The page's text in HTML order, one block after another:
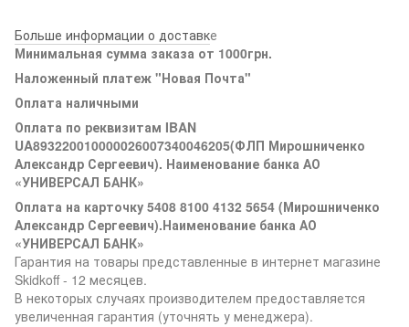
Больше информации о доставке
Минимальная сумма заказа от 1000грн.
Наложенный платеж "Новая Почта"
Оплата наличными
Оплата по реквизитам IBAN
UA893220010000026007340046205(ФЛП Мирошниченко
Александр Сергеевич). Наименование банка АО
«УНИВЕРСАЛ БАНК»
Оплата на карточку 5408 8100 4132 5654 (Мирошниченко
Александр Сергеевич).Наименование банка АО
«УНИВЕРСАЛ БАНК»
Гарантия на товары представленные в интернет магазине
Skidkoff - 12 месяцев.
В некоторых случаях производителем предоставляется
увеличенная гарантия (уточнять у менеджера).